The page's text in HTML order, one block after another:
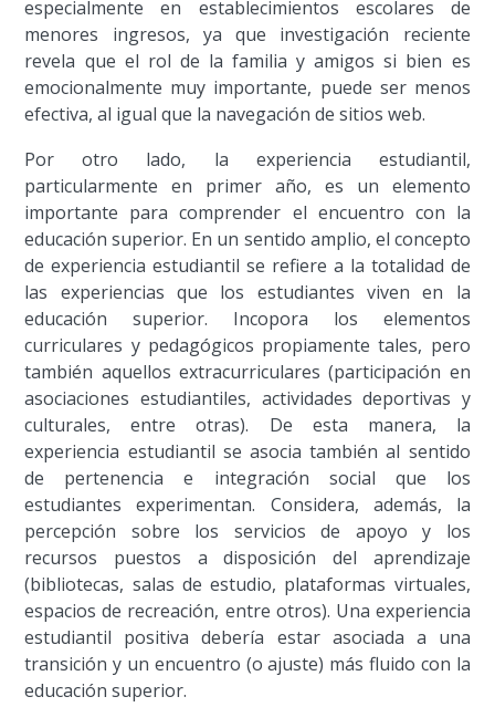
especialmente en establecimientos escolares de
menores ingresos, ya que investigación reciente
revela que el rol de la familia y amigos si bien es
emocionalmente muy importante, puede ser menos
efectiva, al igual que la navegación de sitios web.
Por otro lado, la experiencia estudiantil,
particularmente en primer año, es un elemento
importante para comprender el encuentro con la
educación superior. En un sentido amplio, el concepto
de experiencia estudiantil se refiere a la totalidad de
las experiencias que los estudiantes viven en la
educación superior. Incopora los elementos
curriculares y pedagógicos propiamente tales, pero
también aquellos extracurriculares (participación en
asociaciones estudiantiles, actividades deportivas y
culturales, entre otras). De esta manera, la
experiencia estudiantil se asocia también al sentido
de pertenencia e integración social que los
estudiantes experimentan. Considera, además, la
percepción sobre los servicios de apoyo y los
recursos puestos a disposición del aprendizaje
(bibliotecas, salas de estudio, plataformas virtuales,
espacios de recreación, entre otros). Una experiencia
estudiantil positiva debería estar asociada a una
transición y un encuentro (o ajuste) más fluido con la
educación superior.